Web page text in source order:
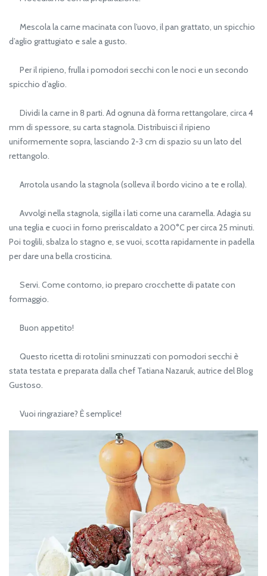
Mescola la carne macinata con l’uovo, il pan grattato, un spicchio
d’aglio grattugiato e sale a gusto.
Per il ripieno, frulla i pomodori secchi con le noci e un secondo
spicchio d’aglio.
Dividi la carne in 8 parti. Ad ognuna dà forma rettangolare, circa 4
mm di spessore, su carta stagnola. Distribuisci il ripieno
uniformemente sopra, lasciando 2-3 cm di spazio su un lato del
rettangolo.
Arrotola usando la stagnola (solleva il bordo vicino a te e rolla).
Avvolgi nella stagnola, sigilla i lati come una caramella. Adagia su
una teglia e cuoci in forno preriscaldato a 200°C per circa 25 minuti.
Poi toglili, sbalza lo stagno e, se vuoi, scotta rapidamente in padella
per dare una bella crosticina.
Servi. Come contorno, io preparo crocchette di patate con
formaggio.
Buon appetito!
Questo ricetta di rotolini sminuzzati con pomodori secchi è
stata testata e preparata dalla chef Tatiana Nazaruk, autrice del Blog
Gustoso.
Vuoi ringraziare? È semplice!